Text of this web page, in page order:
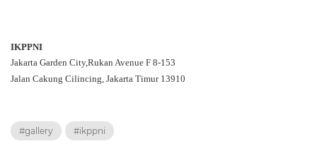
IKPPNI
Jakarta Garden City,Rukan Avenue F 8-153
Jalan Cakung Cilincing, Jakarta Timur 13910
#gallery #ikppni